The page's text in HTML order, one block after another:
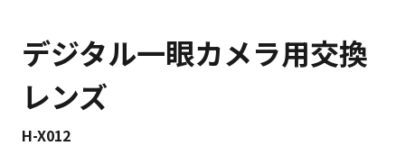
デジタル一眼カメラ用交換
レンズ
H-X012